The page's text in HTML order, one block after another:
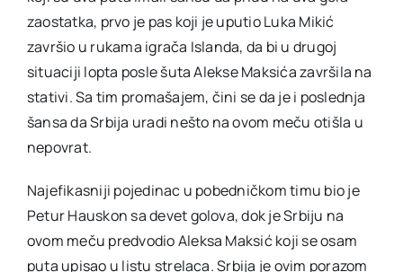
zaostatka, prvo je pas koji je uputio Luka Mikić
završio u rukama igrača Islanda, da bi u drugoj
situaciji lopta posle šuta Alekse Maksića završila na
stativi. Sa tim promašajem, čini se da je i poslednja
šansa da Srbija uradi nešto na ovom meču otišla u
nepovrat.
Najefikasniji pojedinac u pobedničkom timu bio je
Petur Hauskon sa devet golova, dok je Srbiju na
ovom meču predvodio Aleksa Maksić koji se osam
puta upisao u listu strelaca. Srbija je ovim porazom